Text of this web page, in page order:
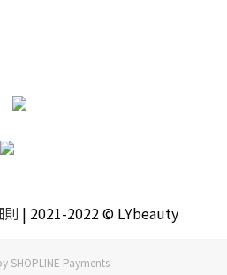
則 | 2021-2022 © LYbeauty
SHOPLINE Payments